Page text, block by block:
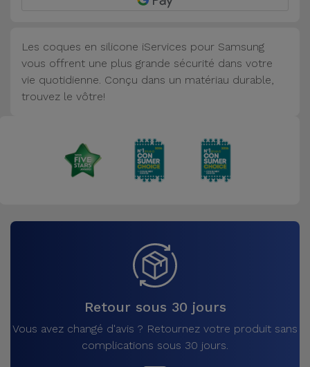
Mobilité,
Auto et
Vélo
Accessoires
Les coques en silicone iServices pour Samsung
vous offrent une plus grande sécurité dans votre
vie quotidienne. Conçu dans un matériau durable,
trouvez le vôtre!
Retour sous 30 jours
Vous avez changé d'avis ? Retournez votre produit sans
complications sous 30 jours.